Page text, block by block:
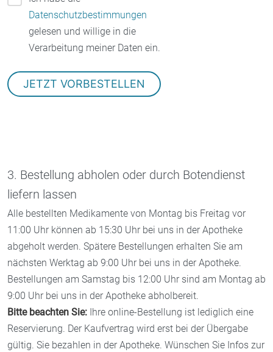
Datenschutzbestimmungen
gelesen und willige in die
Verarbeitung meiner Daten ein.
3. Bestellung abholen oder durch Botendienst
liefern lassen
Alle bestellten Medikamente von Montag bis Freitag vor
11:00 Uhr können ab 15:30 Uhr bei uns in der Apotheke
abgeholt werden. Spätere Bestellungen erhalten Sie am
nächsten Werktag ab 9:00 Uhr bei uns in der Apotheke.
Bestellungen am Samstag bis 12:00 Uhr sind am Montag ab
9:00 Uhr bei uns in der Apotheke abholbereit.
Bitte beachten Sie: Ihre online-Bestellung ist lediglich eine
Reservierung. Der Kaufvertrag wird erst bei der Übergabe
gültig. Sie bezahlen in der Apotheke. Wünschen Sie Infos zur